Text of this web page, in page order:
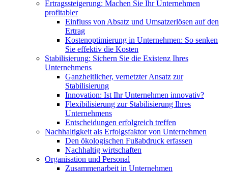
Ertragssteigerung: Machen Sie Ihr Unternehmen
profitabler
Einfluss von Absatz und Umsatzerlösen auf den
Ertrag
Kostenoptimierung in Unternehmen: So senken
Sie effektiv die Kosten
Stabilisierung: Sichern Sie die Existenz Ihres
Unternehmens
Ganzheitlicher, vernetzter Ansatz zur
Stabilisierung
Innovation: Ist Ihr Unternehmen innovativ?
Flexibilisierung zur Stabilisierung Ihres
Unternehmens
Entscheidungen erfolgreich treffen
Nachhaltigkeit als Erfolgsfaktor von Unternehmen
Den ökologischen Fußabdruck erfassen
Nachhaltig wirtschaften
Organisation und Personal
Zusammenarbeit in Unternehmen